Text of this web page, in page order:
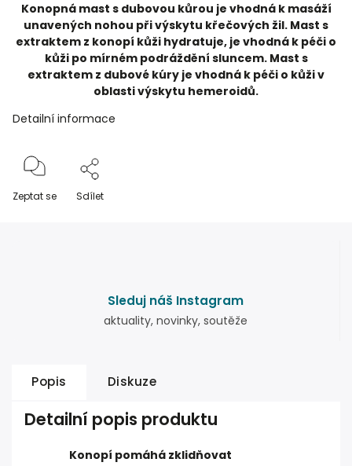
Konopná mast s dubovou kůrou je vhodná k masáží
unavených nohou při výskytu křečových žil. Mast s
extraktem z konopí kůži hydratuje, je vhodná k péči o
kůži po mírném podráždění sluncem. Mast s
extraktem z dubové kúry je vhodná k péči o kůži v
oblasti výskytu hemeroidů.
Detailní informace
Zeptat se Sdílet
Sleduj náš Instagram
aktuality, novinky, soutěže
Popis Diskuze
Detailní popis produktu
Konopí pomáhá zklidňovat